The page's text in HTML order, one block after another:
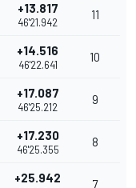
+13.817
46'21.942
11
+14.516
46'22.641
10
+17.087
46'25.212
9
+17.230
46'25.355
8
+25.942 7